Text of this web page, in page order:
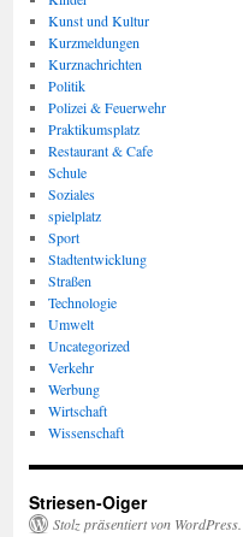
Kunst und Kultur
Kurzmeldungen
Kurznachrichten
Politik
Polizei & Feuerwehr
Praktikumsplatz
Restaurant & Cafe
Schule
Soziales
spielplatz
Sport
Stadtentwicklung
Straßen
Technologie
Umwelt
Uncategorized
Verkehr
Werbung
Wirtschaft
Wissenschaft
Striesen-Oiger
Stolz präsentiert von WordPress.